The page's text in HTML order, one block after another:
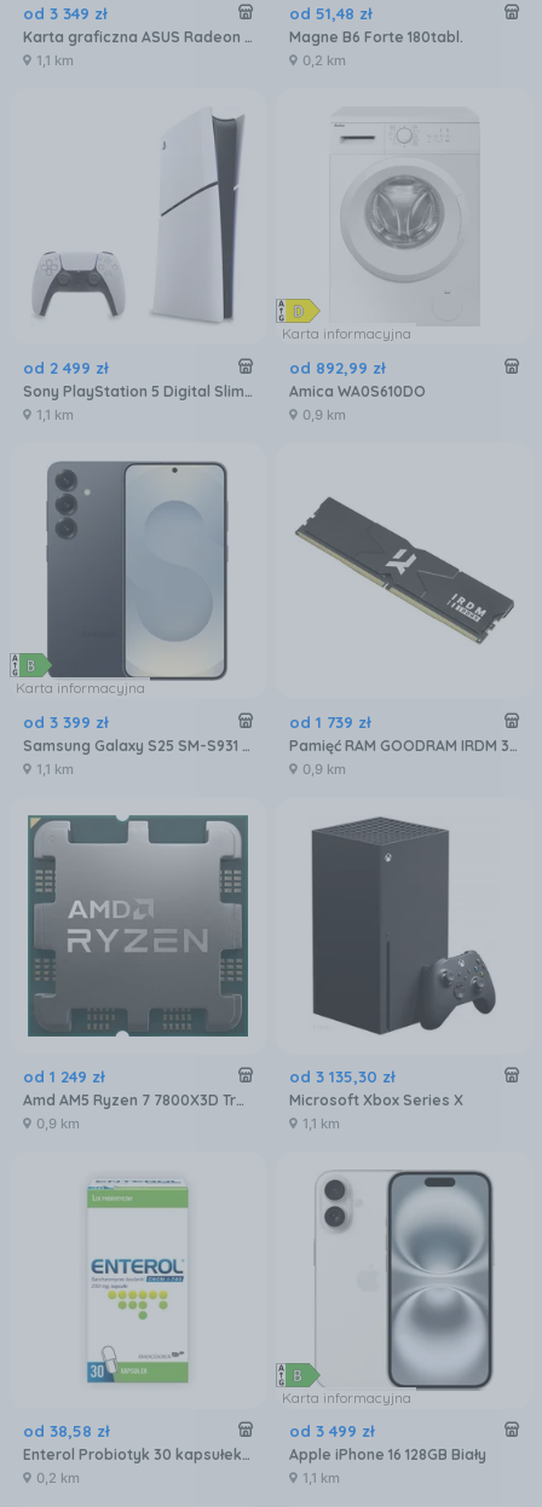
od 3 349 zł
Karta graficzna ASUS Radeon RX 9070 XT Prime OC 16GB (90YV0L71M0NA00)
1,1 km
od 51,48 zł
Magne B6 Forte 180tabl.
0,2 km
od 2 499 zł
Sony PlayStation 5 Digital Slim 825GB
1,1 km
Karta informacyjna
od 892,99 zł
Amica WA0S610DO
0,9 km
Karta informacyjna
od 3 399 zł
Samsung Galaxy S25 SM-S931 12/256GB Czarny
1,1 km
od 1 739 zł
Pamięć RAM GOODRAM IRDM 32GB 2x16GB 6400MHz DDR5 CL32 (IR-6400D564L32S)
0,9 km
od 1 249 zł
Amd AM5 Ryzen 7 7800X3D Tray 4,2GHz (100000000910)
0,9 km
od 3 135,30 zł
Microsoft Xbox Series X
1,1 km
od 38,58 zł
Enterol Probiotyk 30 kapsułek 250 mg
0,2 km
Karta informacyjna
od 3 499 zł
Apple iPhone 16 128GB Biały
1,1 km